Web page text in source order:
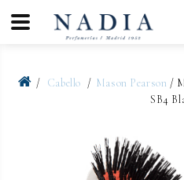
Cabello Mason Pearson /
SB4